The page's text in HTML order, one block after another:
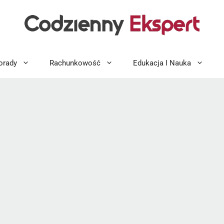
Rachunkowość Edukacja I Nauka